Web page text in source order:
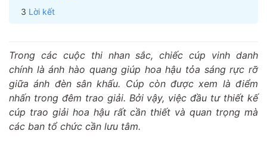
Lời kết
Trong các cuộc thi nhan sắc, chiếc cúp vinh danh
chính là ánh hào quang giúp hoa hậu tỏa sáng rực rỡ
giữa ánh đèn sân khấu. Cúp còn được xem là điểm
nhấn trong đêm trao giải. Bởi vậy, việc đầu tư thiết kế
cúp trao giải hoa hậu rất cần thiết và quan trọng mà
các ban tổ chức cần lưu tâm.